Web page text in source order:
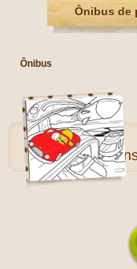
Ônibus de
Ônibus